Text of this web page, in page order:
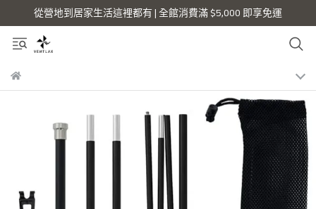
從營地到居家生活這裡都有 | 全館消費滿 $5,000 即享免運